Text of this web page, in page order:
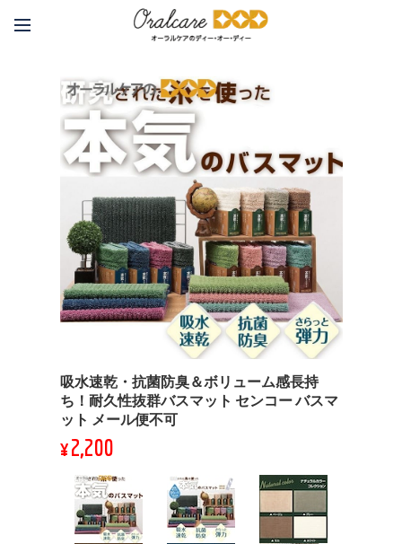
吸水速乾・抗菌防臭＆ボリューム感長持
ち！耐久性抜群バスマット センコー バスマ
ット メール便不可
¥2,200